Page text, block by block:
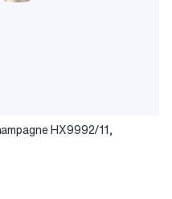
HX9992/11,